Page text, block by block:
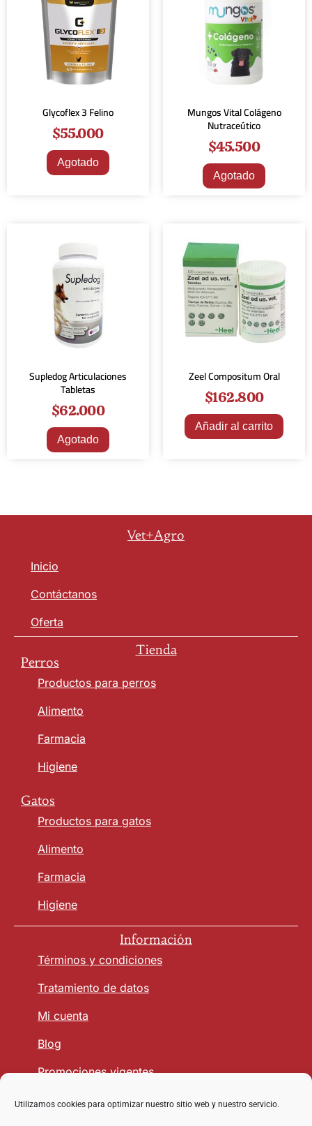
Utilizamos cookies para optimizar nuestro sitio web y nuestro servicio.
Glycoflex 3 Felino
$55.000
Agotado
Mungos Vital Colágeno
Nutraceútico
$45.500
Agotado
Supledog Articulaciones
Tabletas
$62.000
Agotado
Zeel Compositum Oral
$162.800
Añadir al carrito
Vet+Agro
Inicio
Contáctanos
Oferta
Tienda
Perros
Productos para perros
Alimento
Farmacia
Higiene
Gatos
Productos para gatos
Alimento
Farmacia
Higiene
Información
Términos y condiciones
Tratamiento de datos
Mi cuenta
Blog
Promociones vigentes
Seguridad y Confianza